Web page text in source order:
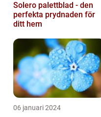
Solero palettblad - den
perfekta prydnaden för
ditt hem
06 januari 2024